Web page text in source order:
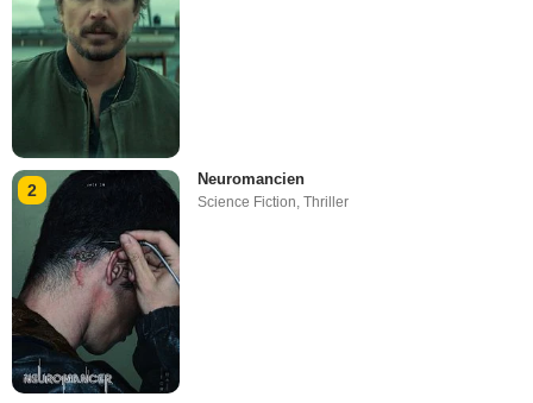
2
Neuromancien
Science Fiction ,Thriller